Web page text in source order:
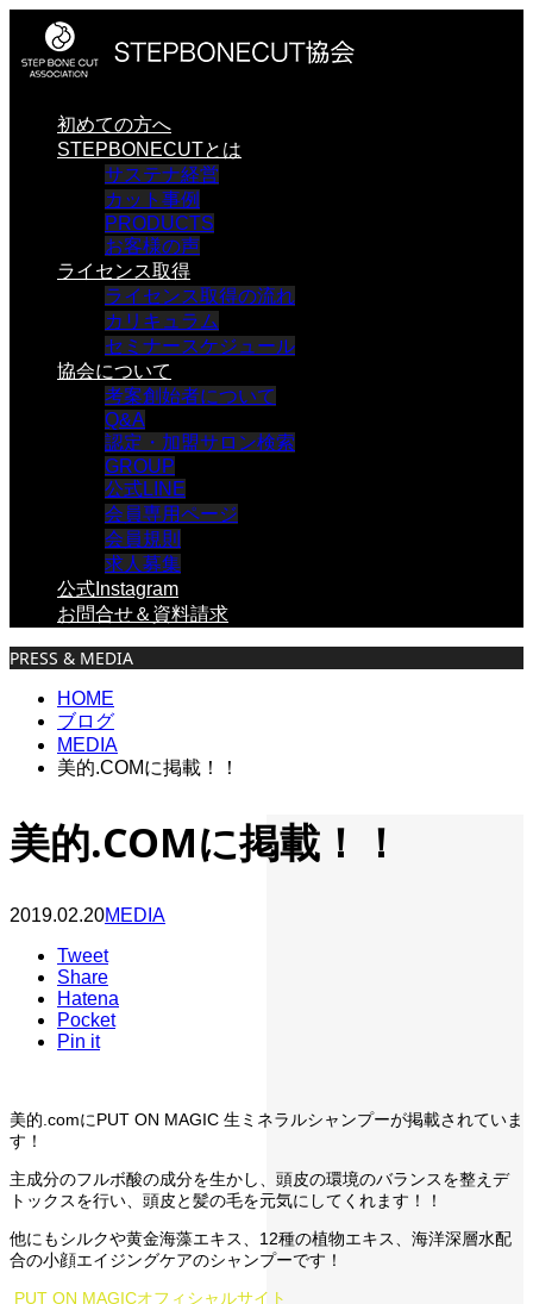
初めての方へ
STEPBONECUTとは
サステナ経営
カット事例
PRODUCTS
お客様の声
ライセンス取得
ライセンス取得の流れ
カリキュラム
セミナースケジュール
協会について
考案創始者について
Q&A
認定・加盟サロン検索
GROUP
公式LINE
会員専用ページ
会員規則
求人募集
公式Instagram
お問合せ＆資料請求
PRESS & MEDIA
HOME
ブログ
MEDIA
美的.COMに掲載！！
美的.COMに掲載！！
2019.02.20MEDIA
Tweet
Share
Hatena
Pocket
Pin it
美的.comにPUT ON MAGIC 生ミネラルシャンプーが掲載されていま
す！
主成分のフルボ酸の成分を生かし、頭皮の環境のバランスを整えデ
トックスを行い、頭皮と髪の毛を元気にしてくれます！！
他にもシルクや黄金海藻エキス、12種の植物エキス、海洋深層水配
合の小顔エイジングケアのシャンプーです！
PUT ON MAGICオフィシャルサイト